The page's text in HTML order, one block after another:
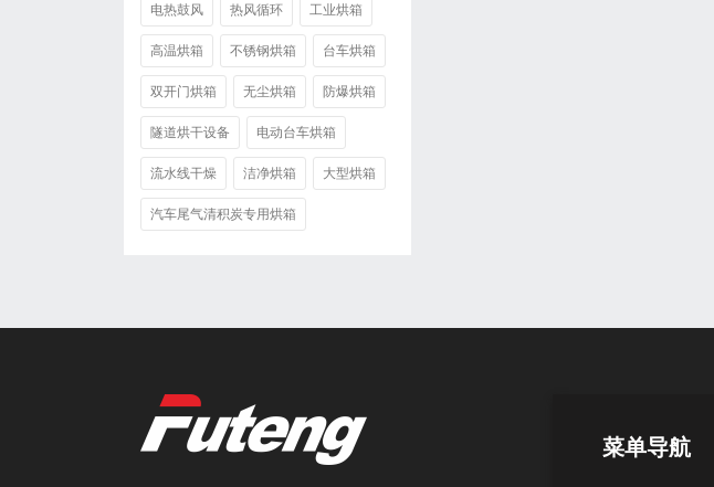
电热鼓风 热风循环 工业烘箱
高温烘箱 不锈钢烘箱 台车烘箱
双开门烘箱 无尘烘箱 防爆烘箱
隧道烘干设备 电动台车烘箱
流水线干燥 洁净烘箱 大型烘箱
汽车尾气清积炭专用烘箱
菜单导航